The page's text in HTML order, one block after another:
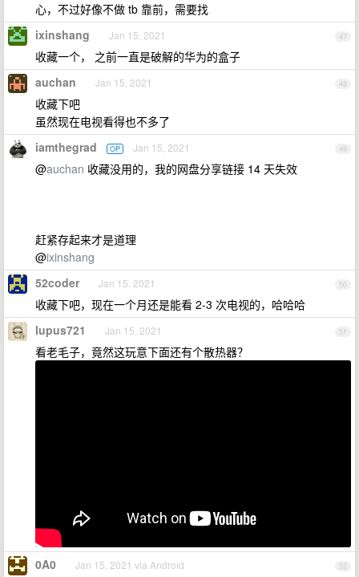
心，不过好像不做 tb 靠前，需要找
47
ixinshang Jan 15, 2021
收藏一个， 之前一直是破解的华为的盒子
48
auchan Jan 15, 2021
收藏下吧
虽然现在电视看得也不多了
49
iamthegrad OP Jan 15, 2021
@auchan 收藏没用的，我的网盘分享链接 14 天失效
赶紧存起来才是道理
@ixinshang
50
52coder Jan 15, 2021
收藏下吧，现在一个月还是能看 2-3 次电视的，哈哈哈
51
lupus721 Jan 15, 2021
看老毛子，竟然这玩意下面还有个散热器？
52
0A0 Jan 15, 2021 via Android